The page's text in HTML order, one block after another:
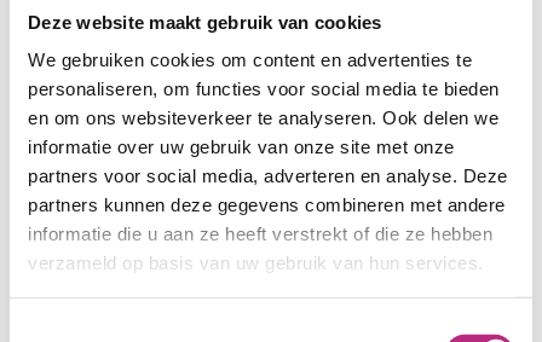
Deze website maakt gebruik van cookies
We gebruiken cookies om content en advertenties te
personaliseren, om functies voor social media te bieden
en om ons websiteverkeer te analyseren. Ook delen we
informatie over uw gebruik van onze site met onze
partners voor social media, adverteren en analyse. Deze
partners kunnen deze gegevens combineren met andere
informatie die u aan ze heeft verstrekt of die ze hebben
verzameld op basis van uw gebruik van hun services.
honderden veiligheidskeuringen en
goedgekeurde liftis te herkennen aan het zilveren
liftkeurmerk.